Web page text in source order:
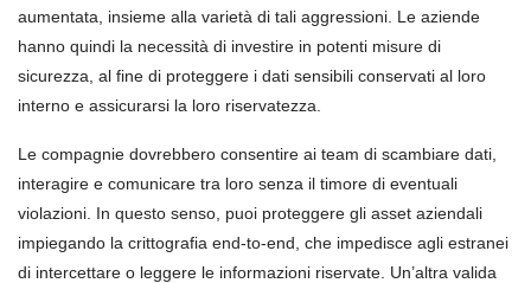
aumentata, insieme alla varietà di tali aggressioni. Le aziende
hanno quindi la necessità di investire in potenti misure di
sicurezza, al fine di proteggere i dati sensibili conservati al loro
interno e assicurarsi la loro riservatezza.
Le compagnie dovrebbero consentire ai team di scambiare dati,
interagire e comunicare tra loro senza il timore di eventuali
violazioni. In questo senso, puoi proteggere gli asset aziendali
impiegando la crittografia end-to-end, che impedisce agli estranei
di intercettare o leggere le informazioni riservate. Un’altra valida